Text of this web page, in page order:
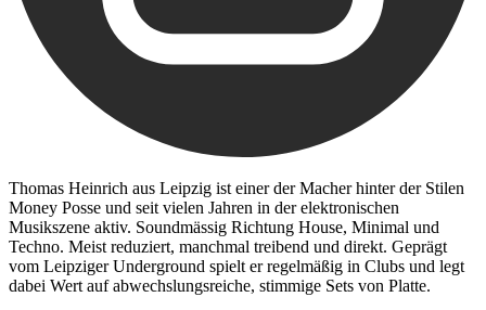
Thomas Heinrich aus Leipzig ist einer der Macher hinter der Stilen
Money Posse und seit vielen Jahren in der elektronischen
Musikszene aktiv. Soundmässig Richtung House, Minimal und
Techno. Meist reduziert, manchmal treibend und direkt. Geprägt
vom Leipziger Underground spielt er regelmäßig in Clubs und legt
dabei Wert auf abwechslungsreiche, stimmige Sets von Platte.